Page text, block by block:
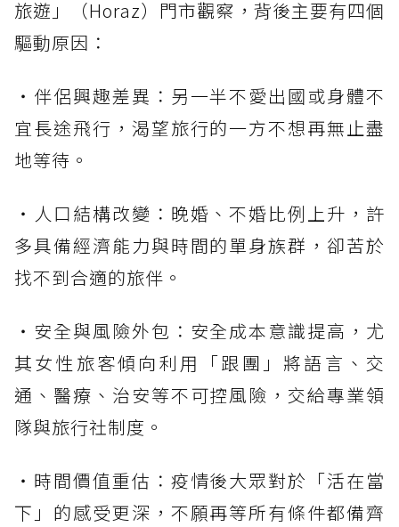
旅遊」（Horaz）門市觀察，背後主要有四個
驅動原因：
・伴侶興趣差異：另一半不愛出國或身體不
宜長途飛行，渴望旅行的一方不想再無止盡
地等待。
・人口結構改變：晚婚、不婚比例上升，許
多具備經濟能力與時間的單身族群，卻苦於
找不到合適的旅伴。
・安全與風險外包：安全成本意識提高，尤
其女性旅客傾向利用「跟團」將語言、交
通、醫療、治安等不可控風險，交給專業領
隊與旅行社制度。
・時間價值重估：疫情後大眾對於「活在當
下」的感受更深，不願再等所有條件都備齊